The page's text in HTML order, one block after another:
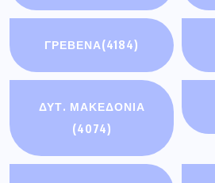
ΓΡΕΒΕΝΑ(4184)
ΔΥΤ. ΜΑΚΕΔΟΝΙΑ
(4074)